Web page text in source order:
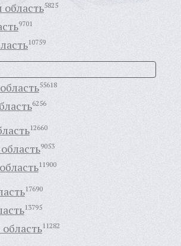
5825
9701
10759
55618
6256
12660
9053
11900
17690
13795
11282